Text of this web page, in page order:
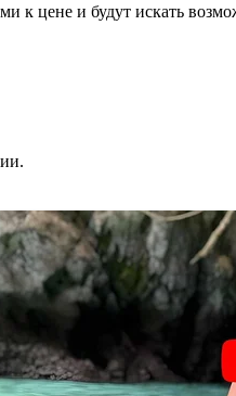
к цене и будут искать